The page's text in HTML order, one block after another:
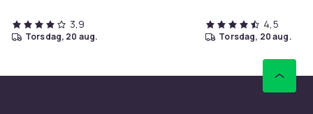
3,9
torsdag, 20 aug.
4,5
torsdag, 20 aug.